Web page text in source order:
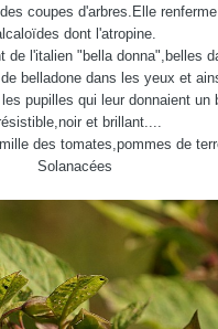
coupes d'arbres.Elle
dont l'atropine.
de l'italien "bella donna",belles
belladone dans les yeux et
pupilles qui leur donnaient un
et brillant....
des tomates,pommes de
Solanacées